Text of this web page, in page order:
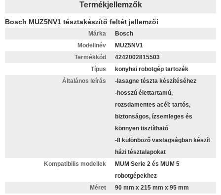
Termékjellemzők
Bosch MUZ5NV1 tésztakészítő feltét jellemzői
Márka
Bosch
Modellnév
MUZ5NV1
Termékkód
4242002815503
Típus
konyhai robotgép tartozék
Általános leírás
-lasagne tészta készítéséhez
-hosszú élettartamú,
rozsdamentes acél: tartós,
biztonságos, ízsemleges és
könnyen tisztítható
-8 különböző vastagságban készít
házi tésztalapokat
Kompatibilis modellek
MUM Serie 2 és MUM 5
robotgépekhez
Méret
90 mm x 215 mm x 95 mm